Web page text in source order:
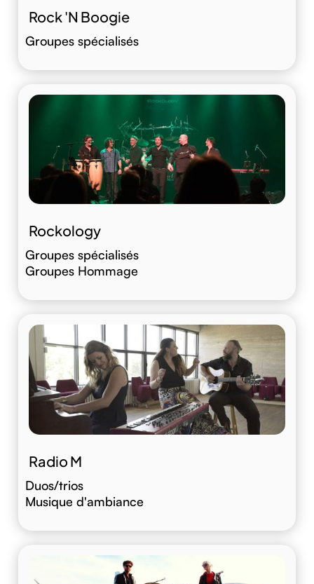
Rock 'N Boogie
Groupes spécialisés
Rockology
Groupes spécialisés
Groupes Hommage
Radio M
Duos/trios
Musique d'ambiance